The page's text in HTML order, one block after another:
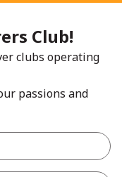
Club!
clubs operating
passions and